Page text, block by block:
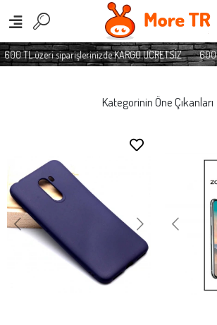
TL üzeri siparişlerinizde KARGO ÜCRETSİZ 600
Kategorinin Öne Çıkanları